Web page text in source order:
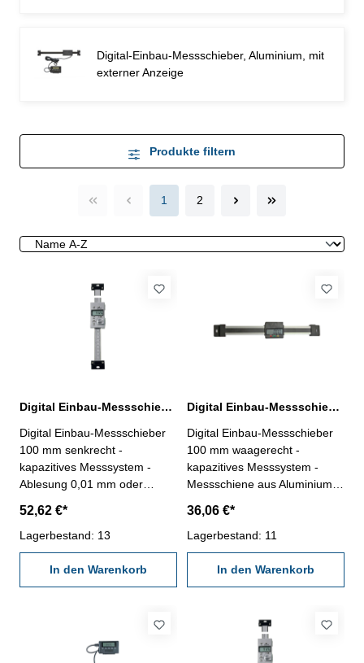
Digital-Einbau-Messschieber, Aluminium, mit
externer Anzeige
Produkte filtern
1 2
Digital Einbau-Messschieber 100 mm senkrecht DIN 862
Digital Einbau-Messschieber
100 mm senkrecht -
kapazitives Messsystem -
Ablesung 0,01 mm oder
Schnittstelle RB5 - mit
Ein/Aus/PRE-, mm/inch-,
0/ABS-, Tol-, Dir- und Hold-
Tasten - Messung in beiden
Richtungen möglich
52,62 €*
Lagerbestand: 13
In den Warenkorb
Digital Einbau-Messschieber 100 mm waagerecht DIN 862
Digital Einbau-Messschieber
100 mm waagerecht -
kapazitives Messsystem -
Messschiene aus Aluminium
0,01 mm oder 0,0005'' - mit
RS232C-Schnittstelle,
Anschluß: RB5- mit Ein/Aus,
mm/inch und Null-Tasten
Länge: 260 mm Genauigkeit:
36,06 €*
Lagerbestand: 11
In den Warenkorb